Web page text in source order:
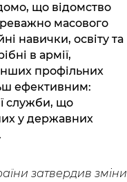
що відомство
масового
навички, освіту та
в армії,
профільних
ефективним:
служби, що
у державних
затвердив зміни